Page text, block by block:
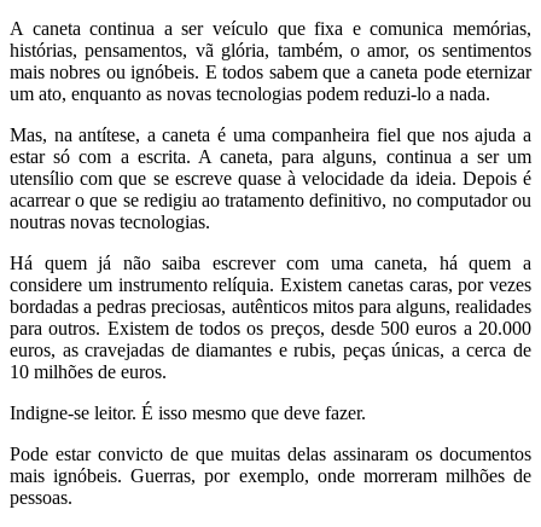
A caneta continua a ser veículo que fixa e comunica memórias,
histórias, pensamentos, vã glória, também, o amor, os sentimentos
mais nobres ou ignóbeis. E todos sabem que a caneta pode eternizar
um ato, enquanto as novas tecnologias podem reduzi-lo a nada.
Mas, na antítese, a caneta é uma companheira fiel que nos ajuda a
estar só com a escrita. A caneta, para alguns, continua a ser um
utensílio com que se escreve quase à velocidade da ideia. Depois é
acarrear o que se redigiu ao tratamento definitivo, no computador ou
noutras novas tecnologias.
Há quem já não saiba escrever com uma caneta, há quem a
considere um instrumento relíquia. Existem canetas caras, por vezes
bordadas a pedras preciosas, autênticos mitos para alguns, realidades
para outros. Existem de todos os preços, desde 500 euros a 20.000
euros, as cravejadas de diamantes e rubis, peças únicas, a cerca de
10 milhões de euros.
Indigne-se leitor. É isso mesmo que deve fazer.
Pode estar convicto de que muitas delas assinaram os documentos
mais ignóbeis. Guerras, por exemplo, onde morreram milhões de
pessoas.